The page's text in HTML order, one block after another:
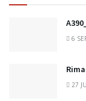
6
27